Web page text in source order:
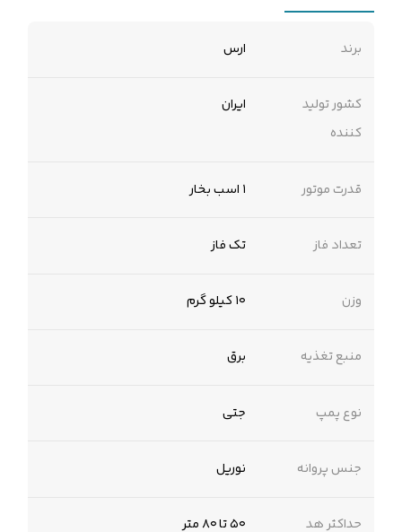
برند ارس
کشور تولید
کننده
ایران
قدرت موتور ۱ اسب بخار
تعداد فاز تک فاز
وزن ۱۰ کیلو گرم
منبع تغذیه برق
نوع پمپ جتی
جنس پروانه نوریل
حداکثر هد
۵۰ تا ۸۰ متر